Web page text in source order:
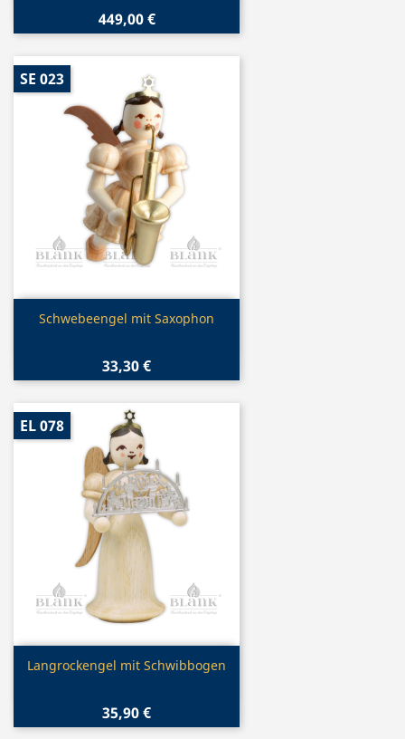
449,00 €
Vorschau
Schwebeengel mit Saxophon
33,30 €
SE 023
Vorschau
Langrockengel mit Schwibbogen
35,90 €
EL 078